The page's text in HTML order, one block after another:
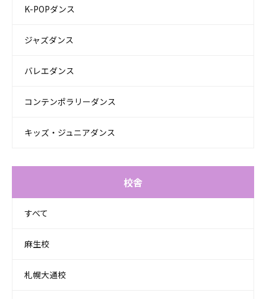
K-POPダンス
ジャズダンス
バレエダンス
コンテンポラリーダンス
キッズ・ジュニアダンス
校舎
すべて
麻生校
札幌大通校